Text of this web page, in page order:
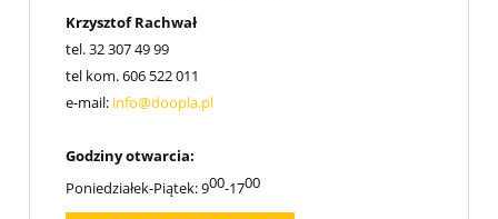
Krzysztof Rachwał
tel.32 307 49 99
tel kom.606 522 011
e-mail: info@doopla.pl
Godziny otwarcia:
Poniedziałek-Piątek: 900-1700